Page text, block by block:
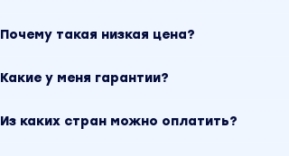
Почему такая низкая цена?
Какие у меня гарантии?
Из каких стран можно оплатить?